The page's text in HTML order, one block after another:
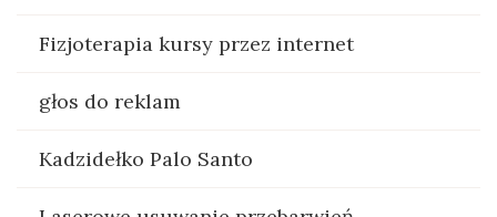
Fizjoterapia kursy przez internet
głos do reklam
Kadzidełko Palo Santo